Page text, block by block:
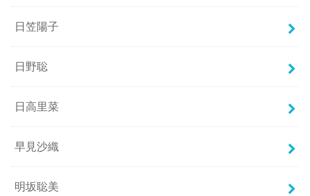
日笠陽子
日野聡
日高里菜
早見沙織
明坂聡美